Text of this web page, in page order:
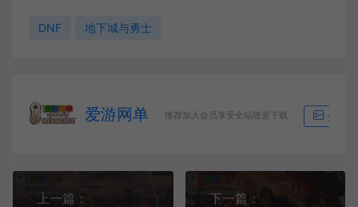
DNF 地下城与勇士
爱游网单 推荐加入会员享受全站随意下载 生成海
上一篇：
下一篇：